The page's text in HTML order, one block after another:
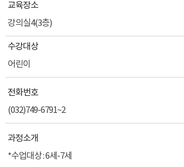
교육장소
강의실4(3층)
수강대상
어린이
전화번호
(032)749-6791~2
과정소개
*수업대상 : 6세-7세